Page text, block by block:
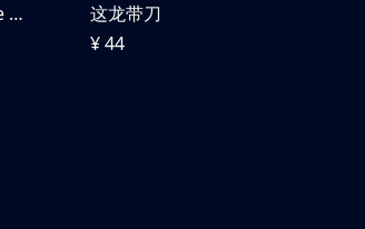
饿狼传说：群狼 - Revenge Edition
这龙带刀
¥ 44